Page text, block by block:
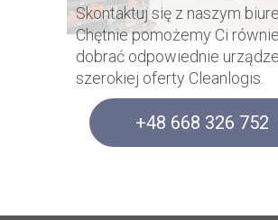
Skontaktuj się z naszym
Chętnie pomożemy Ci
dobrać odpowiednie
szerokiej oferty Cleanlogis.
+48 668 326 752